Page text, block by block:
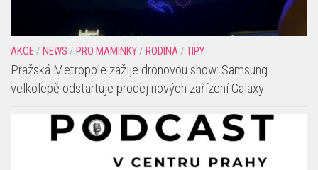
AKCE / NEWS / PRO MAMINKY / RODINA / TIPY
Pražská Metropole zažije dronovou show: Samsung
velkolepě odstartuje prodej nových zařízení Galaxy